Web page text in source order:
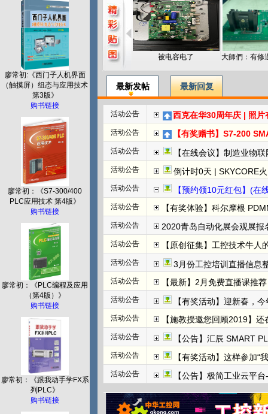
廖常初:《西门子人机界面
（触摸屏）组态与应用技术
第3版》
购书链接
廖常初：《S7-300/400
PLC应用技术 第4版》
购书链接
廖常初：《PLC编程及应用
（第4版）》
购书链接
廖常初：《跟我动手学FX系
列PLC》
购书链接
被电容电了
最新发帖 最新回复
活动公告 西克在华30周年庆 | 照片
活动公告 【有奖赠书】S7-200 SMART
活动公告 【在线会议】制造业物
活动公告 倒计时0天 | SKYCORE火山湖超级工厂全
活动公告 【预约领10元红包】(在线直播)福
活动公告 【有奖体验】科尔摩根
活动公告 2020青岛自动化展会观展报名
活动公告 【原创征集】工控技术牛
活动公告 3月份工控培训直播信息整
活动公告 【最新】2月免费直播课推
活动公告 【有奖活动】迎新春，
活动公告 【施教授邀您回顾2019】
活动公告 【公告】汇辰 SMART
活动公告 【有奖活动】这样参加“
活动公告 【公告】极简工业云平台-